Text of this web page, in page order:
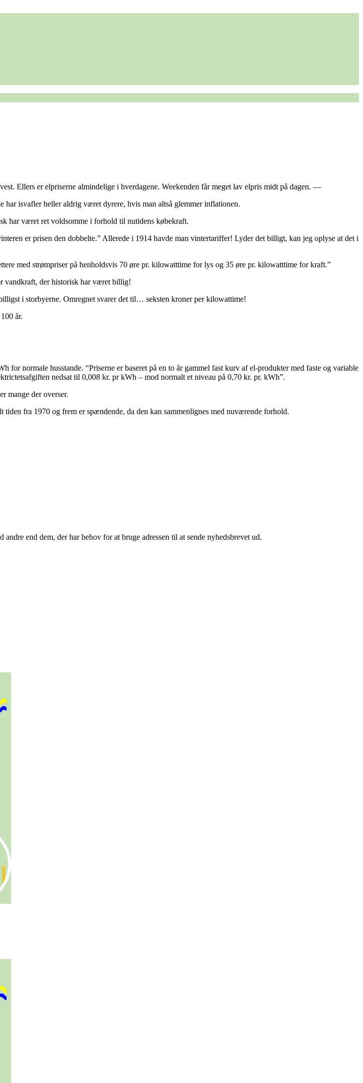
Ellers er elpriserne almindelige i hverdagene. Weekenden får meget lav elpris midt på dagen. —
har isvafler heller aldrig været dyrere, hvis man altså glemmer inflationen.
har været ret voldsomme i forhold til nutidens købekraft.
er prisen den dobbelte.” Allerede i 1914 havde man vintertariffer! Lyder det billigt, kan jeg oplyse at det i
med strømpriser på henholdsvis 70 øre pr. kilowatttime for lys og 35 øre pr. kilowatttime for kraft.”
vandkraft, der historisk har været billig!
i storbyerne. Omregnet svarer det til… seksten kroner per kilowattime!
år.
normale husstande. “Priserne er baseret på en to år gammel fast kurv af el-produkter med faste og variable
nedsat til 0,008 kr. pr kWh – mod normalt et niveau på 0,70 kr. pr. kWh”.
mange der overser.
fra 1970 og frem er spændende, da den kan sammenlignes med nuværende forhold.
end dem, der har behov for at bruge adressen til at sende nyhedsbrevet ud.